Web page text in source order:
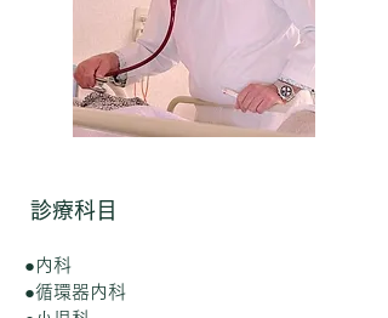
診療科目
●内科
●循環器内科